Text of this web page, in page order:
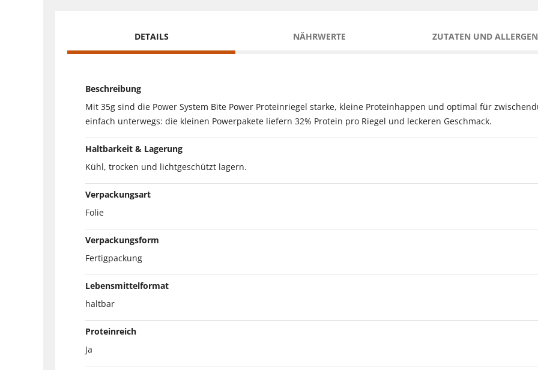
DETAILS NÄHRWERTE ZUTATEN UND
Beschreibung
Mit 35g sind die Power System Bite Power Proteinriegel starke, kleine Proteinhappen und optimal für
einfach unterwegs: die kleinen Powerpakete liefern 32% Protein pro Riegel und leckeren Geschmack.
Haltbarkeit & Lagerung
Kühl, trocken und lichtgeschützt lagern.
Verpackungsart
Folie
Verpackungsform
Fertigpackung
Lebensmittelformat
haltbar
Proteinreich
Ja